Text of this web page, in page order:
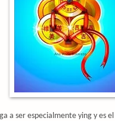
a ser especialmente ying y es